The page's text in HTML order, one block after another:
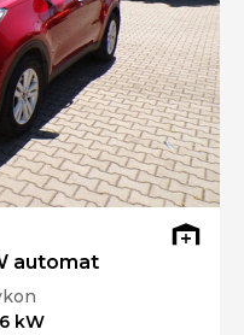
automat
kW